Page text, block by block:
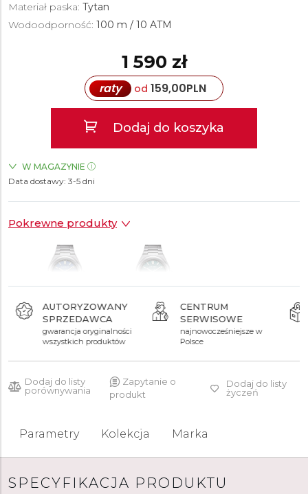
Materiał paska: Tytan
Wodoodporność: 100 m / 10 ATM
1 590 zł
raty od 159,00PLN
Dodaj do koszyka
W MAGAZYNIE
ZEGARKI.PL Manufaktura Łódź
Data dostawy: 3-5 dni
Pokrewne produkty
1 590 zł
AUTORYZOWANY
SPRZEDAWCA
gwarancja oryginalności
wszystkich produktów
CENTRUM
SERWISOWE
najnowocześniejsze w
Polsce
Dodaj do listy
porównywania
Zapytanie o
produkt
Dodaj do listy
życzeń
Parametry Kolekcja Marka
SPECYFIKACJA PRODUKTU